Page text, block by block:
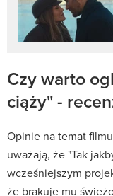
Czy warto
ciąży" -
Opinie na temat
uważają, że "Tak
wcześniejszym
że brakuje mu